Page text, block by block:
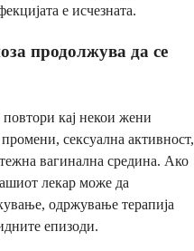
е исчезната.
продолжува да се
кај некои жени
сексуална активност,
вагинална средина. Ако
лекар може да
одржување терапија
епизоди.